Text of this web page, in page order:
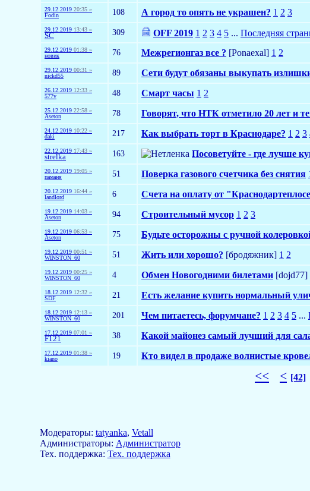
29.12.2019 20:35 »
Fodin
108 А город то опять не украшен? 1 2 3
29.12.2019 13:43 »
SC 309 OFF 2019 1 2 3 4 5 ... Последняя
29.12.2019 01:38 »
новик
76 Межрегионгаз все ? [Ponaexal] 1 2
29.12.2019 00:31 »
nickd55
89 Сети будут обязаны выкупать
26.12.2019 12:33 »
577v
48 Смарт часы 1 2
25.12.2019 22:58 »
Aseton
78 Говорят, что НТК отметило 20 лет и
24.12.2019 10:22 »
daki
217 Как выбрать торт в Краснодаре? 1 2 3
22.12.2019 17:43 »
strelka 163 Посоветуйте - где лучше
20.12.2019 19:05 »
паманя
51 Поверка газового счетчика без снятия
20.12.2019 16:44 »
landlord
6 Счета на оплату от
19.12.2019 14:03 »
Aseton
94 Строительный мусор 1 2 3
19.12.2019 06:53 »
Aseton
75 Будьте осторожны с ручной
19.12.2019 00:51 »
WINSTON_60
51 Жить или хорошо? [бродяжник] 1 2
19.12.2019 00:25 »
WINSTON_60
4 Обмен Новогодними билетами [dojd77]
18.12.2019 12:32 »
SDF
21 Есть желание купить нормальный
18.12.2019 12:13 »
WINSTON_60
201 Чем питаетесь, форумчане? 1 2 3 4 5 ...
17.12.2019 07:01 »
F121 38 Какой майонез самый лучший для
17.12.2019 01:38 »
kiano
19 Кто видел в продаже волнистые
<< < [42]
Модераторы: tatyanka, Vetall
Aдминистраторы: Администратор
Тех. поддержка: Тех. поддержка